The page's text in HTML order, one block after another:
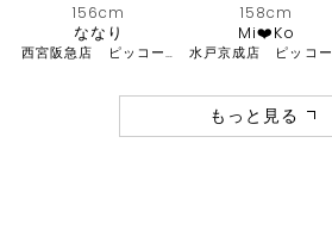
156cm
ななり
西宮阪急店 ピッコーネクラブ・アルチビオ
158cm
Mi❤️Ko
もっと見る